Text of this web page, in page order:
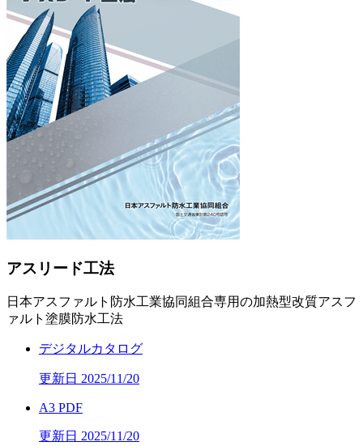
アスリード工法
日本アスファルト防水工業協同組合専用の加熱型改質アスフ
ァルト塗膜防水工法
デジタルカタログ
更新日 2025/11/20
A3 PDF
更新日 2025/11/20